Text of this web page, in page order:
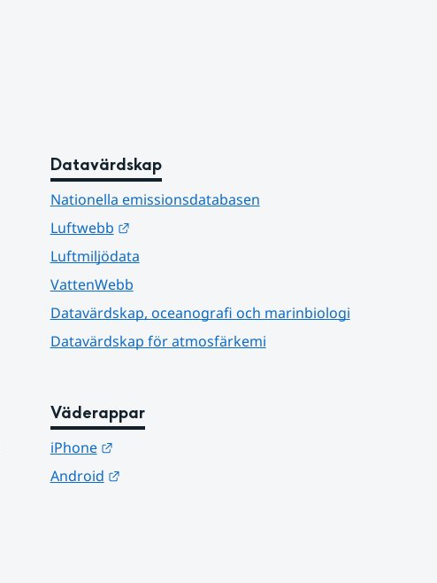
Datavärdskap
Nationella emissionsdatabasen
Luftwebb
Länk till annan webbplats.
Luftmiljödata
VattenWebb
Datavärdskap, oceanografi och marinbiologi
Datavärdskap för atmosfärkemi
Väderappar
iPhone
Länk till annan webbplats.
Android
Länk till annan webbplats.